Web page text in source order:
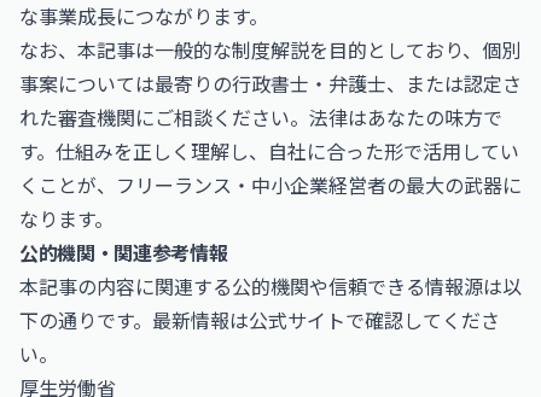
な事業成長につながります。
なお、本記事は一般的な制度解説を目的としており、個別
事案については最寄りの行政書士・弁護士、または認定さ
れた審査機関にご相談ください。法律はあなたの味方で
す。仕組みを正しく理解し、自社に合った形で活用してい
くことが、フリーランス・中小企業経営者の最大の武器に
なります。
公的機関・関連参考情報
本記事の内容に関連する公的機関や信頼できる情報源は以
下の通りです。最新情報は公式サイトで確認してくださ
い。
厚生労働省